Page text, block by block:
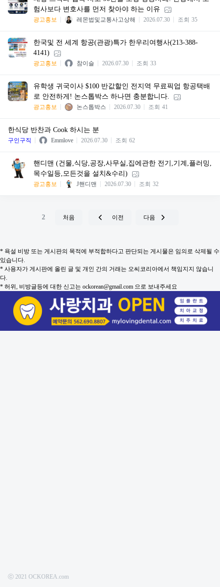
험사보다 변호사를 먼저 찾아야 하는 이유
광고홍보 레몬법및교통사고상해 2026.07.30 조회 35
한국및 전 세계 항공(관광)특가 한우리여행사(213-388-
4141)
광고홍보 참이슬 2026.07.30 조회 33
유학생 귀국이사 $100 반값할인 전지역 무료픽업 항공택배
로 안전하게! 논스톱박스 하나면 충분합니다.
광고홍보 논스톱박스 2026.07.30 조회 41
한식당 반찬과 Cook 하시는 분
구인구직 Emmlove 2026.07.30 조회 62
핸디맨 (건물,식당,공장,사무실,집에관한 전기,기계,플러밍,
목수일등,모든것을 설치&수리)
광고홍보 J핸디맨 2026.07.30 조회 32
2 처음 이전 다음
* 욕설 비방 또는 게시판의 목적에 부적합하다고 판단되는 게시물은 임의로 삭제될 수
있습니다.
* 사용자가 게시판에 올린 글 및 개인 간의 거래는 오씨코리아에서 책임지지 않습니
다.
* 허위, 비방글등에 대한 신고는 ockorean@gmail.com 으로 보내주세요
ⓒ 2021 OCKOREA.com